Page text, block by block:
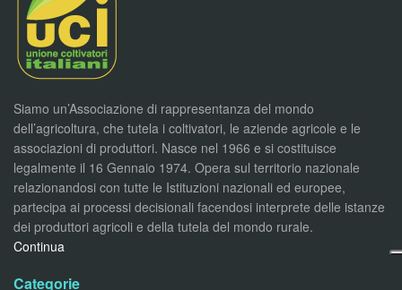
Siamo un’Associazione di rappresentanza del mondo
dell’agricoltura, che tutela i coltivatori, le aziende agricole e le
associazioni di produttori. Nasce nel 1966 e si costituisce
legalmente il 16 Gennaio 1974. Opera sul territorio nazionale
relazionandosi con tutte le Istituzioni nazionali ed europee,
partecipa ai processi decisionali facendosi interprete delle istanze
dei produttori agricoli e della tutela del mondo rurale.
Continua
Categorie